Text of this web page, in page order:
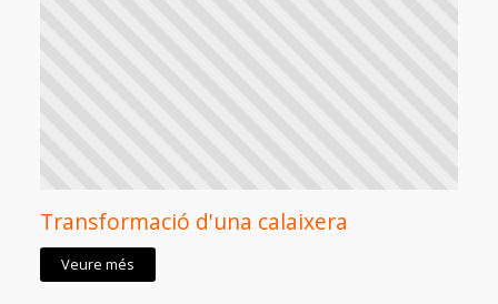
Transformació d'una calaixera
Veure més